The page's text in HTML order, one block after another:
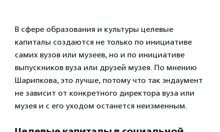
В сфере образования и культуры целевые
капиталы создаются не только по инициативе
самих вузов или музеев, но и по инициативе
выпускников вуза или друзей музея. По мнению
Шарипкова, это лучше, потому что так эндаумент
не зависит от конкретного директора вуза или
музея и с его уходом останется неизменным.